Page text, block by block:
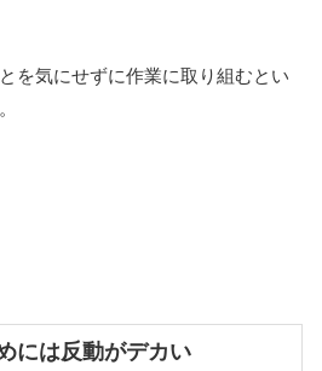
を気にせずに作業に取り組むとい
には反動がデカい